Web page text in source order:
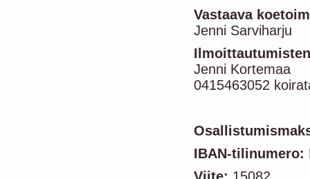
Vastaava
Jenni Sarviharju
Jenni Kortemaa
0415463052
IBAN-tilinumero: